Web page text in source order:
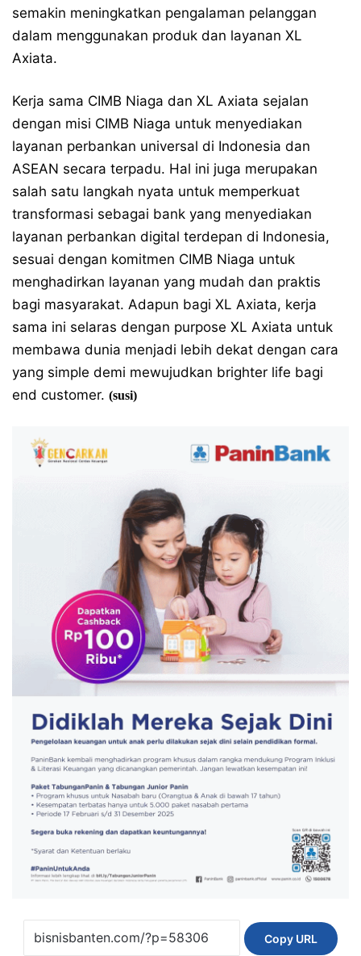
semakin meningkatkan pengalaman pelanggan
dalam menggunakan produk dan layanan XL
Axiata.
Kerja sama CIMB Niaga dan XL Axiata sejalan
dengan misi CIMB Niaga untuk menyediakan
layanan perbankan universal di Indonesia dan
ASEAN secara terpadu. Hal ini juga merupakan
salah satu langkah nyata untuk memperkuat
transformasi sebagai bank yang menyediakan
layanan perbankan digital terdepan di Indonesia,
sesuai dengan komitmen CIMB Niaga untuk
menghadirkan layanan yang mudah dan praktis
bagi masyarakat. Adapun bagi XL Axiata, kerja
sama ini selaras dengan purpose XL Axiata untuk
membawa dunia menjadi lebih dekat dengan cara
yang simple demi mewujudkan brighter life bagi
end customer. (susi)
Copy URL